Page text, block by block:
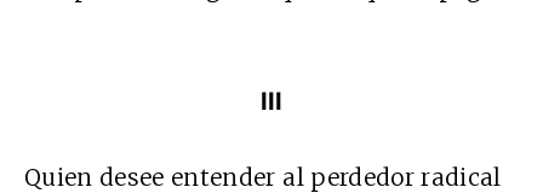
III
Quien desee entender al perdedor radical